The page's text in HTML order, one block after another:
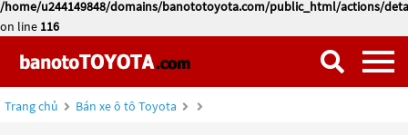
/home/u244149848/domains/banototoyota.com/public_html/actions/
on line 116
Trang chủ Bán xe ô tô Toyota